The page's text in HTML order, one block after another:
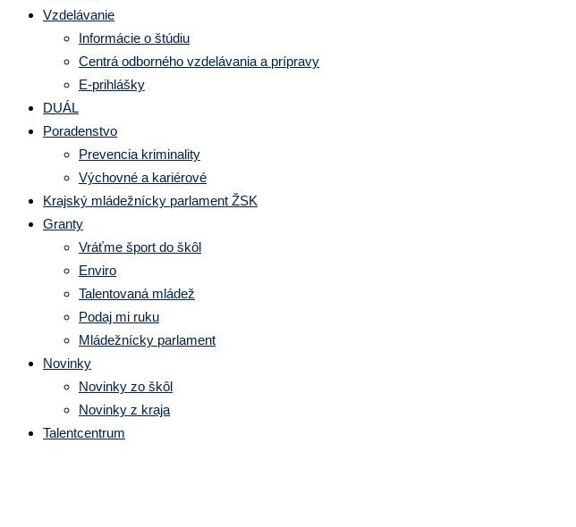
Vzdelávanie
Informácie o štúdiu
Centrá odborného vzdelávania a prípravy
E-prihlášky
DUÁL
Poradenstvo
Prevencia kriminality
Výchovné a kariérové
Krajský mládežnícky parlament ŽSK
Granty
Vráťme šport do škôl
Enviro
Talentovaná mládež
Podaj mi ruku
Mládežnícky parlament
Novinky
Novinky zo škôl
Novinky z kraja
Talentcentrum